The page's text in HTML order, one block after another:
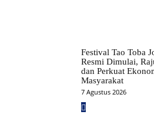
Festival Tao Toba
Resmi Dimulai,
dan Perkuat
Masyarakat
7 Agustus 2026